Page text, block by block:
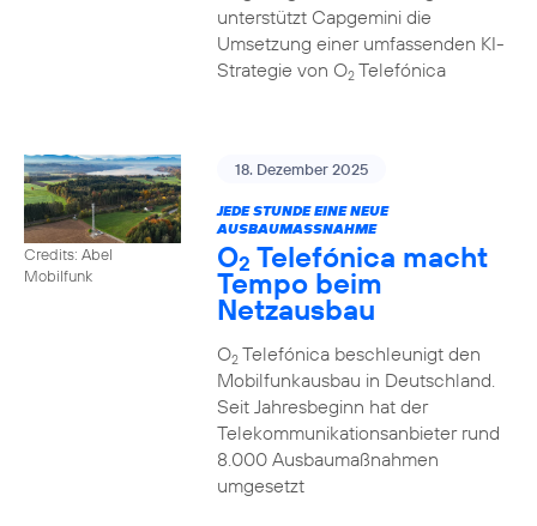
unterstützt Capgemini die
Umsetzung einer umfassenden KI-
Strategie von O2Telefónica
Credits: Abel
Mobilfunk
18. Dezember 2025
JEDE STUNDE EINE NEUE
AUSBAUMASSNAHME
O2 Telefónica macht
Tempo beim
Netzausbau
O2Telefónica beschleunigt den
Mobilfunkausbau in Deutschland.
Seit Jahresbeginn hat der
Telekommunikationsanbieter rund
8.000 Ausbaumaßnahmen
umgesetzt